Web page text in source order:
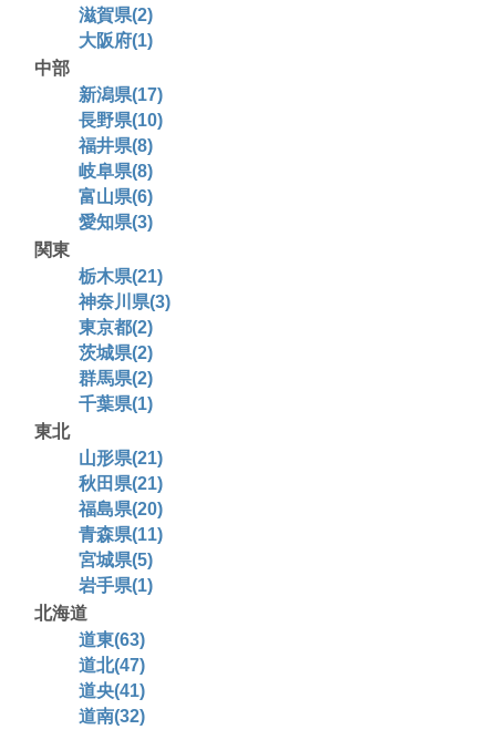
滋賀県(2)
大阪府(1)
中部
新潟県(17)
長野県(10)
福井県(8)
岐阜県(8)
富山県(6)
愛知県(3)
関東
栃木県(21)
神奈川県(3)
東京都(2)
茨城県(2)
群馬県(2)
千葉県(1)
東北
山形県(21)
秋田県(21)
福島県(20)
青森県(11)
宮城県(5)
岩手県(1)
北海道
道東(63)
道北(47)
道央(41)
道南(32)